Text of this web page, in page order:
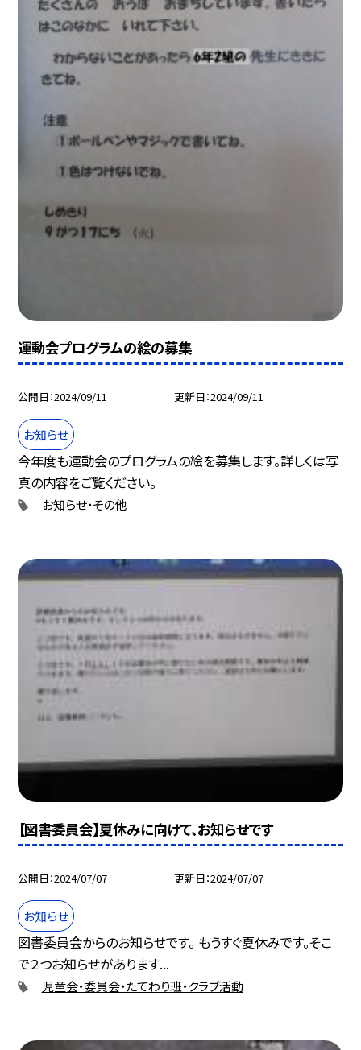
運動会プログラムの絵の募集
公開日 2024/09/11 更新日 2024/09/11
お知らせ
今年度も運動会のプログラムの絵を募集します。詳しくは写
真の内容をご覧ください。
お知らせ・その他
【図書委員会】夏休みに向けて、お知らせです
公開日 2024/07/07 更新日 2024/07/07
お知らせ
図書委員会からのお知らせです。 もうすぐ夏休みです。そこ
で２つお知らせがあります...
児童会・委員会・たてわり班・クラブ活動